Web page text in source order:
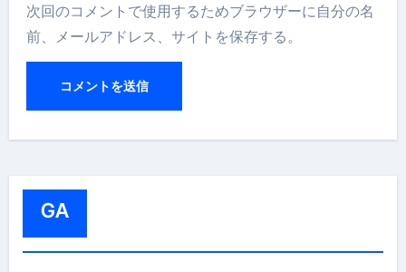
次回のコメントで使用するためブラウザーに自分の名
前、メールアドレス、サイトを保存する。
GA